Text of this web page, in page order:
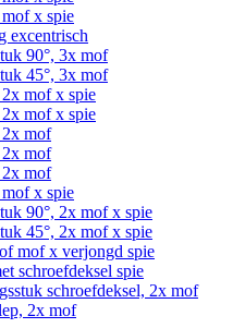
x spie
excentrisch
90°, 3x mof
45°, 3x mof
mof x spie
mof x spie
2x mof
2x mof
2x mof
x spie
90°, 2x mof x spie
45°, 2x mof x spie
mof x verjongd spie
schroefdeksel spie
schroefdeksel, 2x mof
2x mof